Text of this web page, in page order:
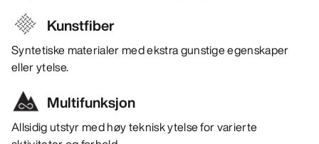
Kunstfiber
Syntetiske materialer med ekstra gunstige egenskaper
eller ytelse.
Multifunksjon
Allsidig utstyr med høy teknisk ytelse for varierte